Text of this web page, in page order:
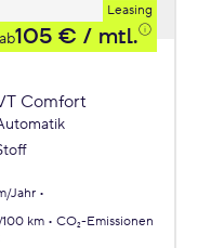
Leasing
ab105 € / mtl.
Comfort
Jahr
km
CO₂-Emissionen